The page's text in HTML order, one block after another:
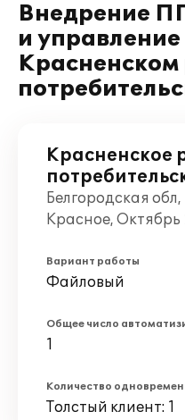
Внедрение
и
Красненское
Белгородская
Красное, Октябрь
Вариант работы
Файловый
Общее число
1
Количество
Толстый клиент: 1